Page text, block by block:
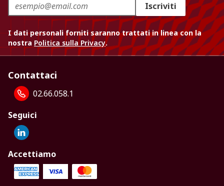
Iscriviti
I dati personali forniti saranno trattati in linea con la
nostra Politica sulla Privacy.
Contattaci
02.66.058.1
Seguici
Accettiamo